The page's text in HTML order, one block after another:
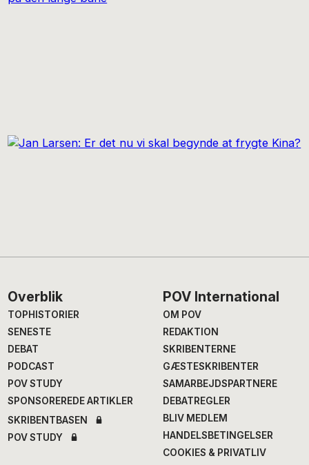
Footer
Overblik
TOPHISTORIER
SENESTE
DEBAT
PODCAST
POV STUDY
SPONSOREREDE ARTIKLER
SKRIBENTBASEN
POV STUDY
POV International
OM POV
REDAKTION
SKRIBENTERNE
GÆSTESKRIBENTER
SAMARBEJDSPARTNERE
DEBATREGLER
BLIV MEDLEM
HANDELSBETINGELSER
COOKIES & PRIVATLIV